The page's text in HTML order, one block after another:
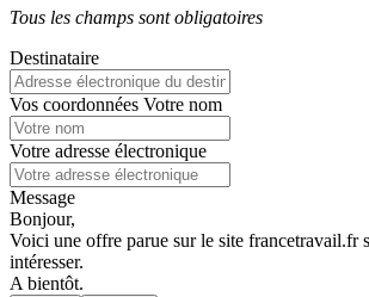
Tous les champs sont obligatoires
Destinataire
Vos coordonnées Votre nom
Votre adresse électronique
Message
Bonjour,
Voici une offre parue sur le site francetravail.fr
intéresser.
A bientôt.